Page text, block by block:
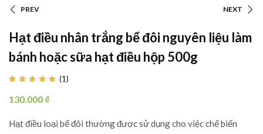
PREV NEXT
Hạt điều nhân trắng bể đôi nguyên liệu làm
bánh hoặc sữa hạt điều hộp 500g
out
of 5
customer
rating
(1)
130.000 ₫
Hạt điều loại bể đôi thường được sử dụng cho việc chế biến